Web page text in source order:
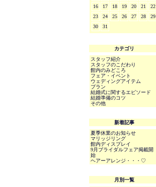
16
17 18 19 20 21
22
23
24 25 26 27 28
29
30
31
カテゴリ
スタッフ紹介
スタッフのこだわり
館内のみどころ
フェア・イベント
ウェディングアイテム
プラン
結婚式に関するエピソード
結婚準備のコツ
その他
新着記事
夏季休業のお知らせ
マリッジリング
館内ディスプレイ
9月ブライダルフェア掲載開
始
ヘアーアレンジ・・・♡
月別一覧